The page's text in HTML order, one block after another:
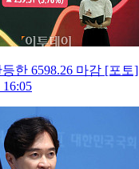
한 6598.26 마감 [포토]
16:05